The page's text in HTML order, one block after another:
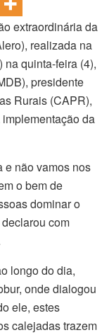
extraordinária da
realizada na
quinta-feira (4),
presidente
Rurais (CAPR),
da
e não vamos nos
o bem de
dominar o
com
longo do dia,
onde dialogou
ele, estes
calejadas trazem